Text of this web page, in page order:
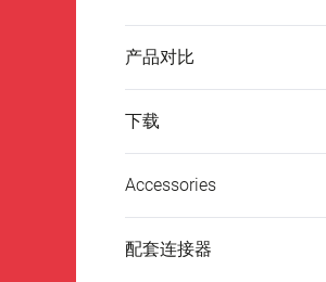
产品对比
下载
Accessories
配套连接器